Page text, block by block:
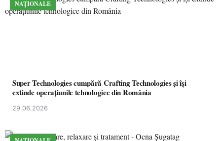
NAȚIONALE
Super Technologies cumpără Crafting Technologies și își
extinde operațiunile tehnologice din România
29.06.2026